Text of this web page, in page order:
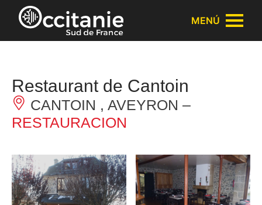
Panel de gestión de cookies
MENÚ
Restaurant de Cantoin
CANTOIN , AVEYRON –
RESTAURACION